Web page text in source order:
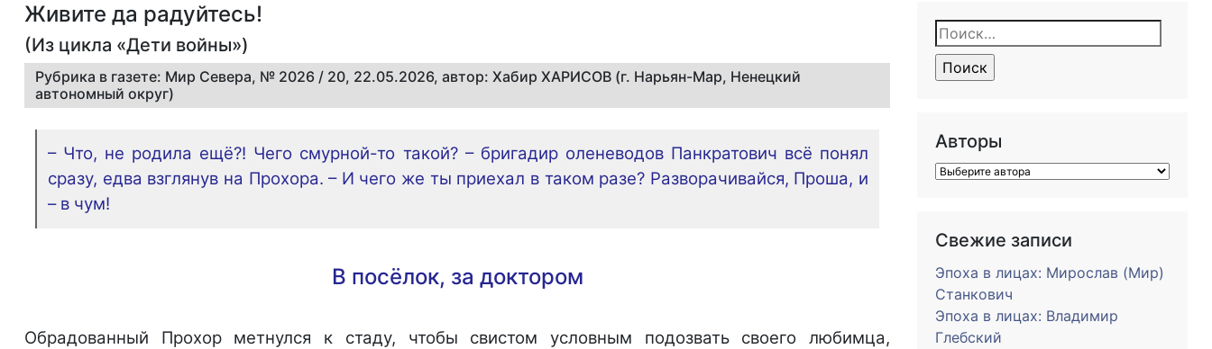
Живите да радуйтесь!
(Из цикла «Дети войны»)
Рубрика в газете: Мир Севера, № 2026 / 20, 22.05.2026, автор: Хабир ХАРИСОВ (г. Нарьян-Мар, Ненецкий
автономный округ)
– Что, не родила ещё?! Чего смурной-то такой? – бригадир оленеводов Панкратович всё понял
сразу, едва взглянув на Прохора. – И чего же ты приехал в таком разе? Разворачивайся, Проша, и
– в чум!
В посёлок, за доктором
Обрадованный Прохор метнулся к стаду, чтобы свистом условным подозвать своего любимца,
Найти:
Авторы
Свежие записи
Эпоха в лицах: Мирослав (Мир)
Станкович
Эпоха в лицах: Владимир
Глебский